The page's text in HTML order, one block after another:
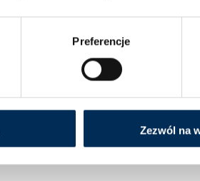
Preferencje
Zezwól na